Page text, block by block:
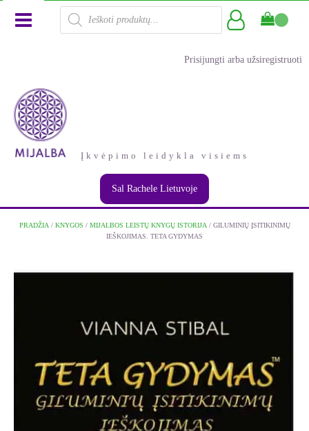
Products
search
Prisijungti arba užsiregistruoti
Įkvėpimo leidykla visiems
Sal Rachele Lietuvoje
PRADŽIA / KNYGOS / MIJALBOS LEISTŲ KNYGŲ ISTORIJA / GILUMINIŲ ĮSITIKINIMŲ
IEŠKOJIMAS. TETA GYDYMAS